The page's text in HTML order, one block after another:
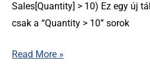
Sales[Quantity] > 10) Ez egy új
csak a “Quantity > 10” sorok
Read More »